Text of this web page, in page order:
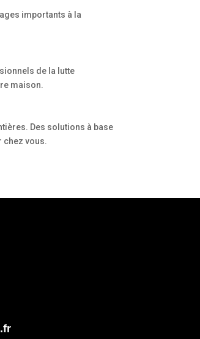
importants à la
de la lutte
maison.
Des solutions à base
chez vous.